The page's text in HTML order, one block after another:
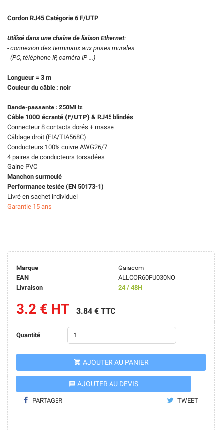
Cordon RJ45 Catégorie 6 F/UTP
Utilisé dans une chaîne de liaison Ethernet:
- connexion des terminaux aux prises murales
(PC, téléphone IP, caméra IP ...)
Longueur = 3 m
Couleur du câble : noir
Bande-passante : 250MHz
Câble 100Ω écranté (F/UTP) & RJ45 blindés
Connecteur 8 contacts dorés + masse
Câblage droit (EIA/TIA568C)
Conducteurs 100% cuivre AWG26/7
4 paires de conducteurs torsadées
Gaine PVC
Manchon surmoulé
Performance testée (EN 50173-1)
Livré en sachet individuel
Garantie 15 ans
Marque
Gaiacom
EAN
ALLCOR60FU030NO
Livraison
24 / 48H
3.2 € HT 3.84 € TTC
Quantité
 AJOUTER AU PANIER
message AJOUTER AU DEVIS
PARTAGER TWEET